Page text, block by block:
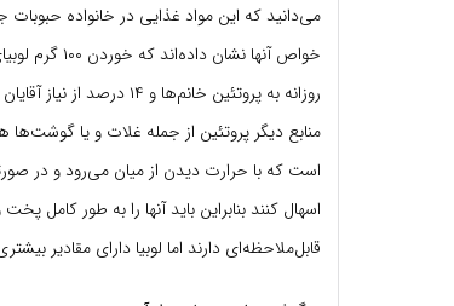
می‌دانید که این مواد غذایی در خانواده
روزانه به پروتئین
منابع دیگر پروتئین از جمله غلات و یا گوشت‌ها
است که با حرارت دیدن از میان می‌رود و در
اسهال کنند بنابراین باید آنها را به طور کامل
قابل‌ملاحظه‌ای دارند اما لوبیا دارای مقادیر